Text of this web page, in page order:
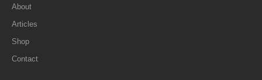
About
Articles
Shop
Contact